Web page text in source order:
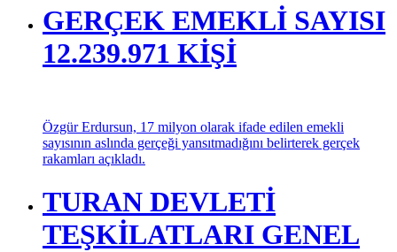
gelecek. Çok geç kalmış bir yasa bu umarız hızla gerçekleşir.
GERÇEK EMEKLİ SAYISI
Özgür Erdursun, 17 milyon olarak ifade edilen emekli
rakamları açıkladı.
TURAN DEVLETİ